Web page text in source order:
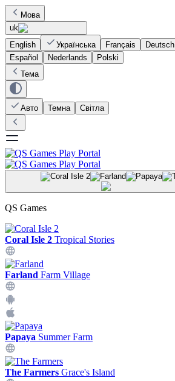
Мова
uk
English
Українська Français Deutsch
Español
Nederlands
Polski
Тема
Авто Темна Світла
QS Games
Coral Isle 2 Tropical Stories
Farland Farm Village
Papaya Summer Farm
The Farmers Grace's Island